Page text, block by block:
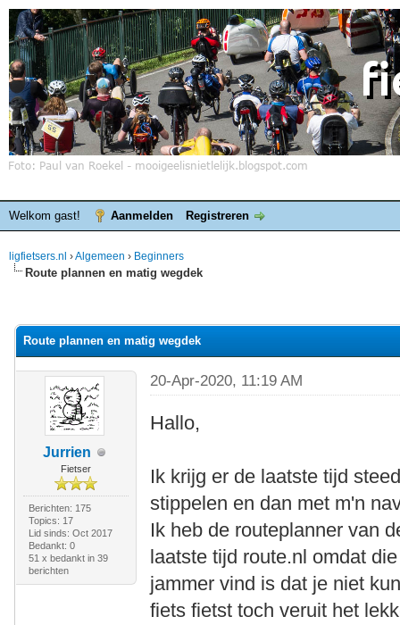
Welkom gast! Aanmelden Registreren
ligfietsers.nl ›Algemeen › Beginners
Route plannen en matig wegdek
Route plannen en matig wegdek
Jurrien
Fietser
Berichten: 175
Topics: 17
Lid sinds: Oct 2017
Bedankt: 0
51 x bedankt in 39
berichten
20-Apr-2020, 11:19 AM
Hallo,
Ik krijg er de laatste tijd
stippelen en dan met m'n
Ik heb de routeplanner van
laatste tijd route.nl omdat
jammer vind is dat je niet
fiets fietst toch veruit het